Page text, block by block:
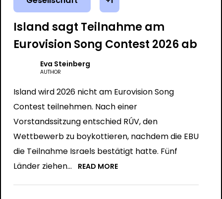
Island sagt Teilnahme am
Eurovision Song Contest 2026 ab
Eva Steinberg
AUTHOR
Island wird 2026 nicht am Eurovision Song
Contest teilnehmen. Nach einer
Vorstandssitzung entschied RÚV, den
Wettbewerb zu boykottieren, nachdem die EBU
die Teilnahme Israels bestätigt hatte. Fünf
Länder ziehen...
READ MORE